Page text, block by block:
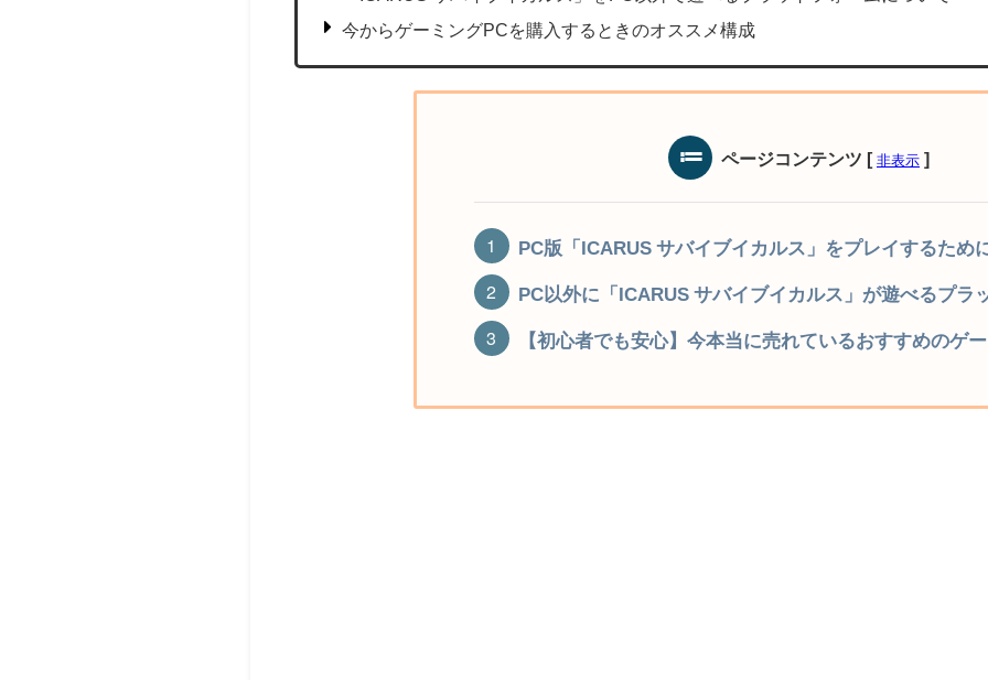
今からゲーミングPCを購入するときのオススメ構成
ページコンテンツ [ 非表示 ]
PC版「ICARUS サバイブイカルス」をプレイするため
PC以外に「ICARUS サバイブイカルス」が遊べるプラ
【初心者でも安心】今本当に売れているおすすめのゲ